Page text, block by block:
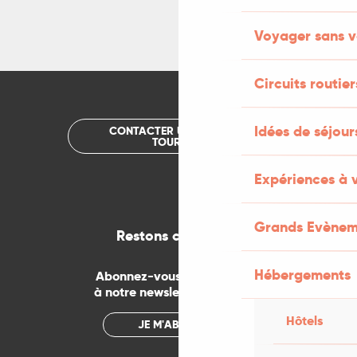
Voyager sans
Circuits
Idées de
Expériences à
Grands
Hébergements
Hôtels
CONTACTER UN OFFICE DE
TOURISME
Restons connectés
Abonnez-vous gratuitement
à notre newsletter mensuelle
JE M'ABONNE